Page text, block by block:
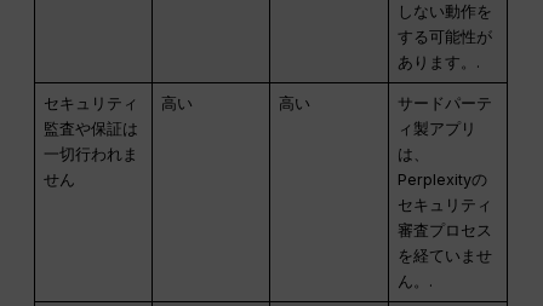
しない動作を
する可能性が
あります。.
セキュリティ
監査や保証は
一切行われま
せん
高い 高い
サードパーテ
ィ製アプリ
は、
Perplexityの
セキュリティ
審査プロセス
を経ていませ
ん。.